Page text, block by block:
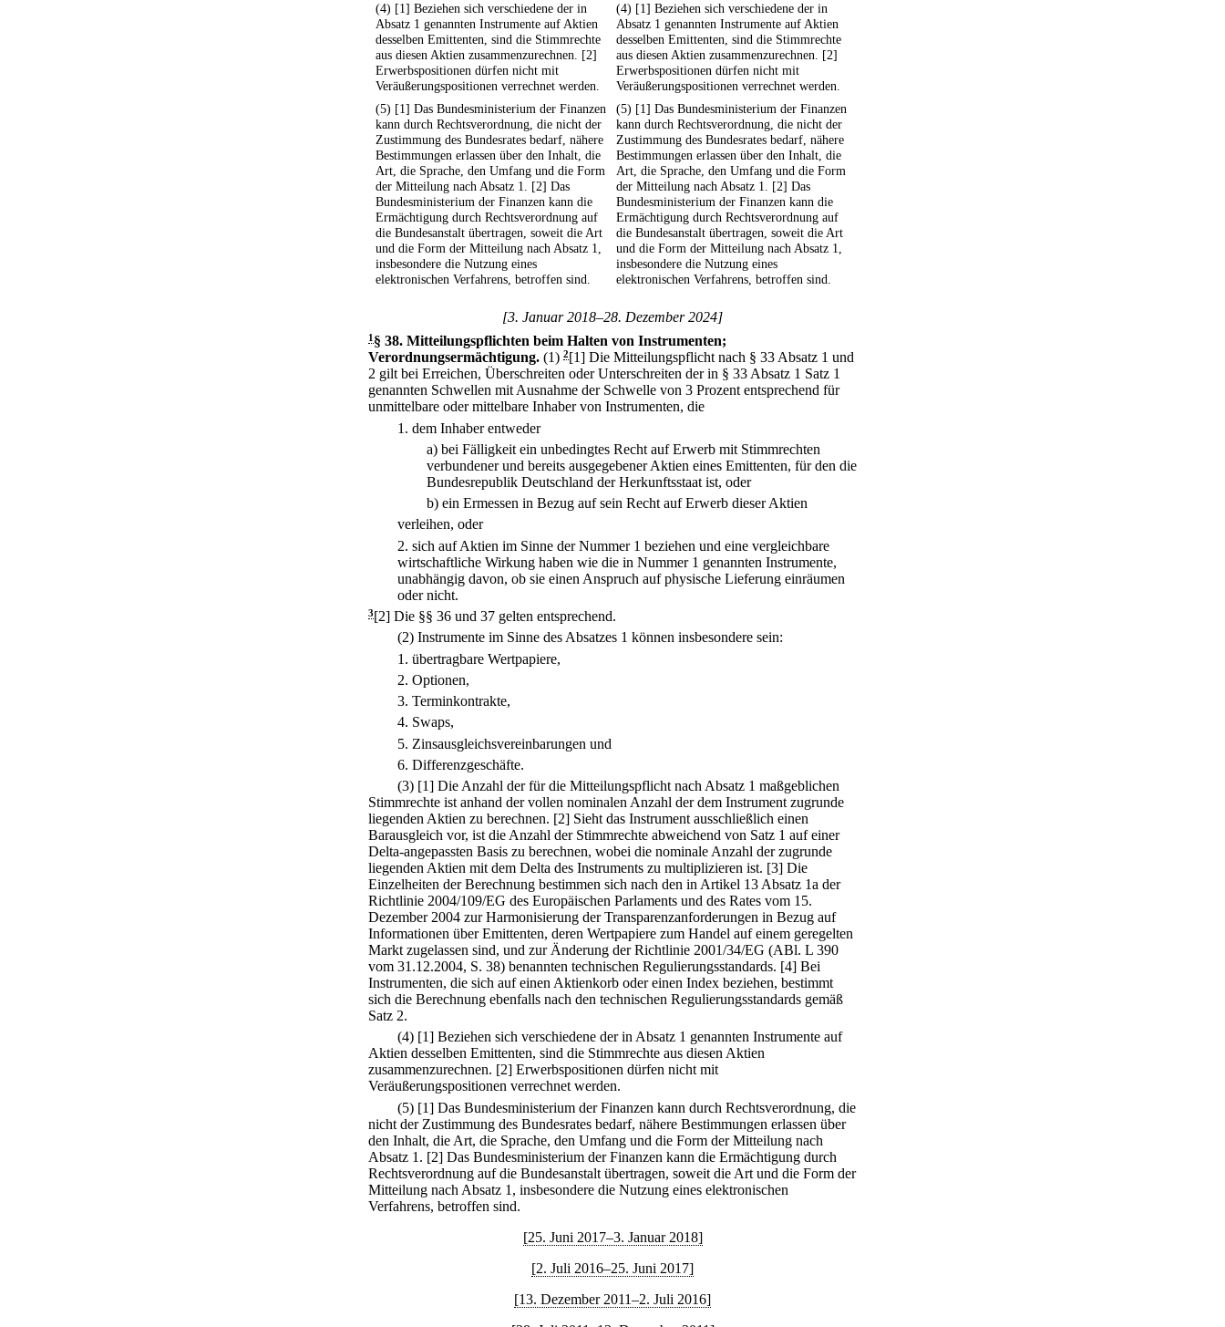
(4) [1] Beziehen sich verschiedene der in
Absatz 1 genannten Instrumente auf Aktien
desselben Emittenten, sind die Stimmrechte
aus diesen Aktien zusammenzurechnen. [2]
Erwerbspositionen dürfen nicht mit
Veräußerungspositionen verrechnet werden.
(4) [1] Beziehen sich verschiedene der in
Absatz 1 genannten Instrumente auf Aktien
desselben Emittenten, sind die Stimmrechte
aus diesen Aktien zusammenzurechnen. [2]
Erwerbspositionen dürfen nicht mit
Veräußerungspositionen verrechnet werden.
(5) [1] Das Bundesministerium der Finanzen
kann durch Rechtsverordnung, die nicht der
Zustimmung des Bundesrates bedarf, nähere
Bestimmungen erlassen über den Inhalt, die
Art, die Sprache, den Umfang und die Form
der Mitteilung nach Absatz 1. [2] Das
Bundesministerium der Finanzen kann die
Ermächtigung durch Rechtsverordnung auf
die Bundesanstalt übertragen, soweit die Art
und die Form der Mitteilung nach Absatz 1,
insbesondere die Nutzung eines
elektronischen Verfahrens, betroffen sind.
(5) [1] Das Bundesministerium der Finanzen
kann durch Rechtsverordnung, die nicht der
Zustimmung des Bundesrates bedarf, nähere
Bestimmungen erlassen über den Inhalt, die
Art, die Sprache, den Umfang und die Form
der Mitteilung nach Absatz 1. [2] Das
Bundesministerium der Finanzen kann die
Ermächtigung durch Rechtsverordnung auf
die Bundesanstalt übertragen, soweit die Art
und die Form der Mitteilung nach Absatz 1,
insbesondere die Nutzung eines
elektronischen Verfahrens, betroffen sind.
[3. Januar 2018–28. Dezember 2024]
1§ 38. Mitteilungspflichten beim Halten von Instrumenten;
Verordnungsermächtigung. (1) 2[1] Die Mitteilungspflicht nach § 33 Absatz 1 und
2 gilt bei Erreichen, Überschreiten oder Unterschreiten der in § 33 Absatz 1 Satz 1
genannten Schwellen mit Ausnahme der Schwelle von 3 Prozent entsprechend für
unmittelbare oder mittelbare Inhaber von Instrumenten, die
1. dem Inhaber entweder
a) bei Fälligkeit ein unbedingtes Recht auf Erwerb mit Stimmrechten
verbundener und bereits ausgegebener Aktien eines Emittenten, für den die
Bundesrepublik Deutschland der Herkunftsstaat ist, oder
b) ein Ermessen in Bezug auf sein Recht auf Erwerb dieser Aktien
verleihen, oder
2. sich auf Aktien im Sinne der Nummer 1 beziehen und eine vergleichbare
wirtschaftliche Wirkung haben wie die in Nummer 1 genannten Instrumente,
unabhängig davon, ob sie einen Anspruch auf physische Lieferung einräumen
oder nicht.
3[2] Die §§ 36 und 37 gelten entsprechend.
(2) Instrumente im Sinne des Absatzes 1 können insbesondere sein:
1. übertragbare Wertpapiere,
2. Optionen,
3. Terminkontrakte,
4. Swaps,
5. Zinsausgleichsvereinbarungen und
6. Differenzgeschäfte.
(3) [1] Die Anzahl der für die Mitteilungspflicht nach Absatz 1 maßgeblichen
Stimmrechte ist anhand der vollen nominalen Anzahl der dem Instrument zugrunde
liegenden Aktien zu berechnen. [2] Sieht das Instrument ausschließlich einen
Barausgleich vor, ist die Anzahl der Stimmrechte abweichend von Satz 1 auf einer
Delta-angepassten Basis zu berechnen, wobei die nominale Anzahl der zugrunde
liegenden Aktien mit dem Delta des Instruments zu multiplizieren ist. [3] Die
Einzelheiten der Berechnung bestimmen sich nach den in Artikel 13 Absatz 1a der
Richtlinie 2004/109/EG des Europäischen Parlaments und des Rates vom 15.
Dezember 2004 zur Harmonisierung der Transparenzanforderungen in Bezug auf
Informationen über Emittenten, deren Wertpapiere zum Handel auf einem geregelten
Markt zugelassen sind, und zur Änderung der Richtlinie 2001/34/EG (ABl. L 390
vom 31.12.2004, S. 38) benannten technischen Regulierungsstandards. [4] Bei
Instrumenten, die sich auf einen Aktienkorb oder einen Index beziehen, bestimmt
sich die Berechnung ebenfalls nach den technischen Regulierungsstandards gemäß
Satz 2.
(4) [1] Beziehen sich verschiedene der in Absatz 1 genannten Instrumente auf
Aktien desselben Emittenten, sind die Stimmrechte aus diesen Aktien
zusammenzurechnen. [2] Erwerbspositionen dürfen nicht mit
Veräußerungspositionen verrechnet werden.
(5) [1] Das Bundesministerium der Finanzen kann durch Rechtsverordnung, die
nicht der Zustimmung des Bundesrates bedarf, nähere Bestimmungen erlassen über
den Inhalt, die Art, die Sprache, den Umfang und die Form der Mitteilung nach
Absatz 1. [2] Das Bundesministerium der Finanzen kann die Ermächtigung durch
Rechtsverordnung auf die Bundesanstalt übertragen, soweit die Art und die Form der
Mitteilung nach Absatz 1, insbesondere die Nutzung eines elektronischen
Verfahrens, betroffen sind.
[25. Juni 2017–3. Januar 2018]
[2. Juli 2016–25. Juni 2017]
[13. Dezember 2011–2. Juli 2016]